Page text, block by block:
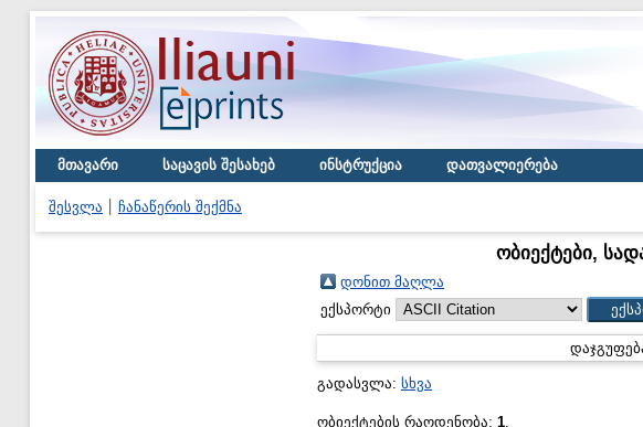
მთავარი საცავის შესახებ ინსტრუქცია დათვალიერება
შესვლა ჩანაწერის შექმნა
ობიექტები,
დონით მაღლა
ექსპორტი
გადასვლა: სხვა
ობიექტების რაოდენობა: 1.